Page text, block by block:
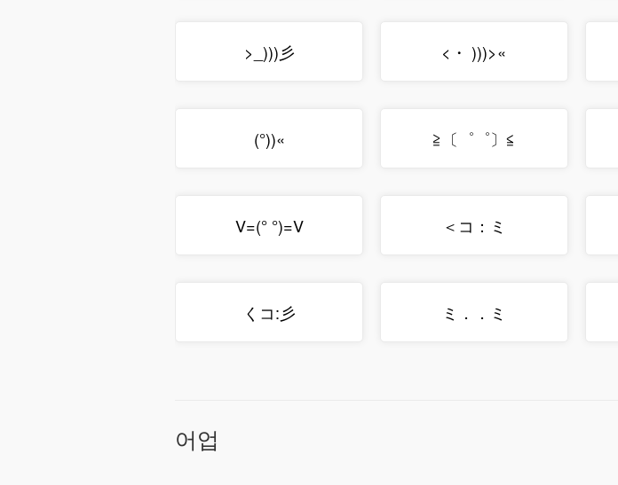
>_)))彡 <・ )))>«
(°))« ≧〔゜゜〕≦
V=(° °)=V ＜コ：ミ
くコ:彡 ミ．．ミ
어업